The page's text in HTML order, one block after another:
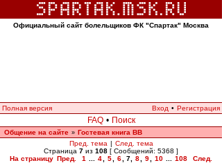
Официальный сайт болельщиков ФК "Спартак" Москва
Полная версия Вход • Регистрация
FAQ • Поиск
Общение на сайте » Гостевая книга ВВ
Пред. тема | След. тема
Страница 7 из 108 [ Сообщений: 5368 ]
На страницу Пред. 1 4 5 6 7 8 9 10 108
След.